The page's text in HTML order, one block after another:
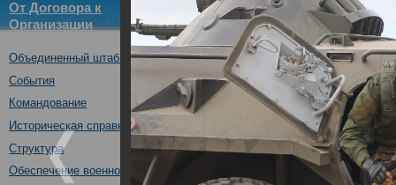
От Договора к
Организации
Структура
ОДКБ
Новости
Объединенный штаб ОДКБ
События
Командование
Историческая справка
Структура
Обеспечение военной безопасности
Совместное учение с
"Нерушимое братство-2016"
23.08.2016